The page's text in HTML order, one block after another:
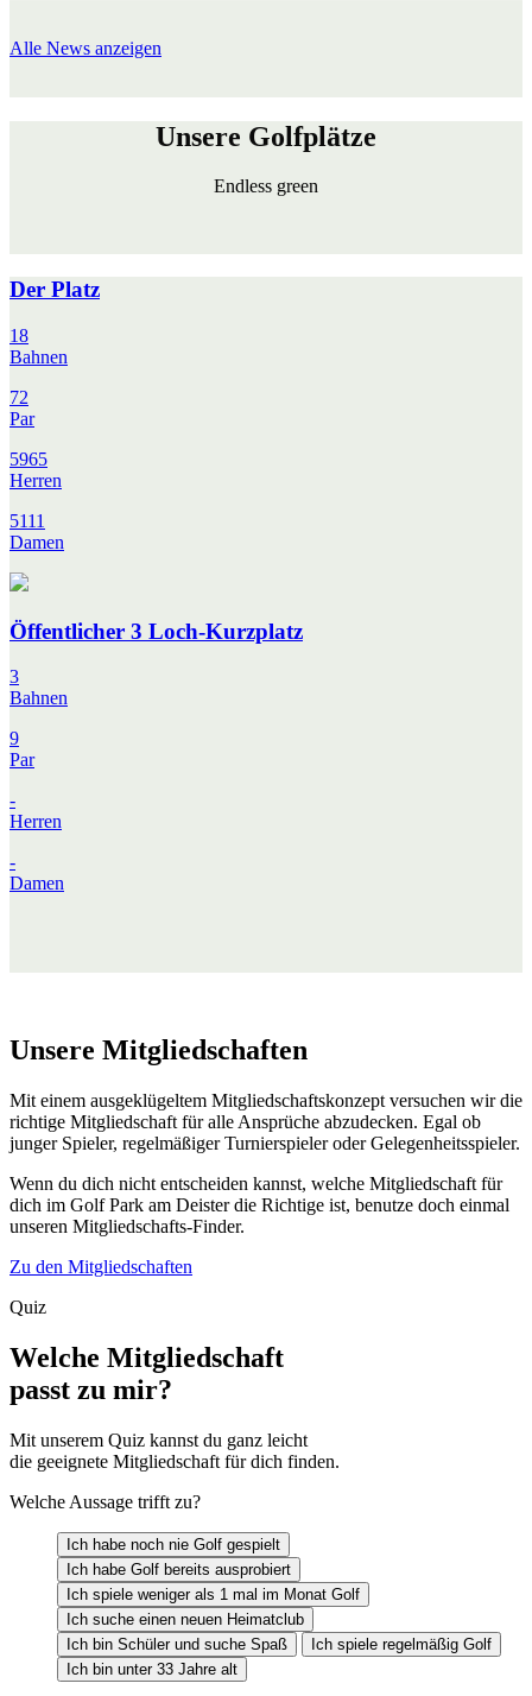
Alle News anzeigen
Unsere Golfplätze
Endless green
Der Platz
18
Bahnen
72
Par
5965
Herren
5111
Damen
Öffentlicher 3 Loch-Kurzplatz
3
Bahnen
9
Par
-
Herren
-
Damen
Unsere Mitgliedschaften
Mit einem ausgeklügeltem Mitgliedschaftskonzept versuchen wir die
richtige Mitgliedschaft für alle Ansprüche abzudecken. Egal ob
junger Spieler, regelmäßiger Turnierspieler oder Gelegenheitsspieler.
Wenn du dich nicht entscheiden kannst, welche Mitgliedschaft für
dich im Golf Park am Deister die Richtige ist, benutze doch einmal
unseren Mitgliedschafts-Finder.
Zu den Mitgliedschaften
Quiz
Welche Mitgliedschaft
passt zu mir?
Mit unserem Quiz kannst du ganz leicht
die geeignete Mitgliedschaft für dich finden.
Welche Aussage trifft zu?
Ich habe noch nie Golf gespielt
Ich habe Golf bereits ausprobiert
Ich spiele weniger als 1 mal im Monat Golf
Ich suche einen neuen Heimatclub
Ich bin Schüler und suche Spaß
Ich spiele regelmäßig Golf
Ich bin unter 33 Jahre alt